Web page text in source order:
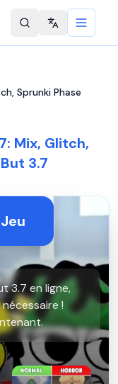
Change
Sprunki Phase
Mix, Glitch,
3.7
3.7 en ligne,
!